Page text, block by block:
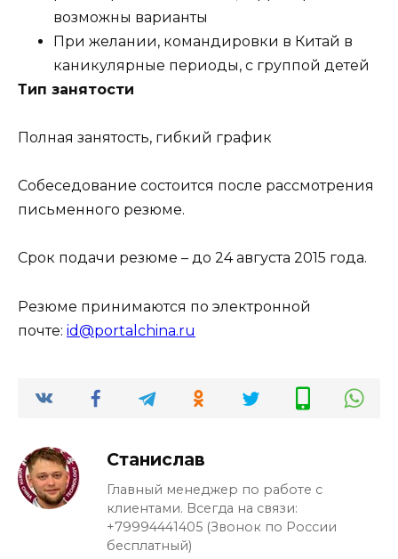
возможны варианты
При желании, командировки в Китай в
каникулярные периоды, с группой детей
Тип занятости
Полная занятость, гибкий график
Собеседование состоится после рассмотрения
письменного резюме.
Срок подачи резюме – до 24 августа 2015 года.
Резюме принимаются по электронной
почте: id@portalchina.ru
Станислав
Главный менеджер по работе с
клиентами. Всегда на связи:
+79994441405 (Звонок по России
бесплатный)